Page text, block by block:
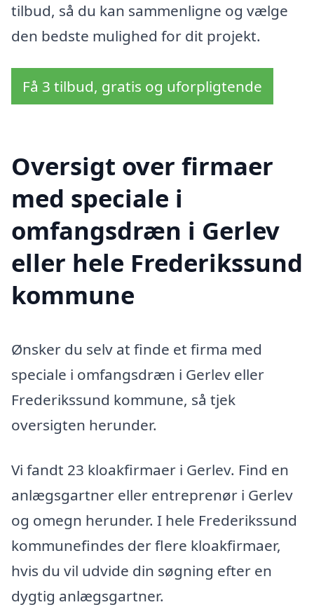
tilbud, så du kan sammenligne og vælge
den bedste mulighed for dit projekt.
Få 3 tilbud, gratis og uforpligtende
Oversigt over firmaer
med speciale i
omfangsdræn i Gerlev
eller hele Frederikssund
kommune
Ønsker du selv at finde et firma med
speciale i omfangsdræn i Gerlev eller
Frederikssund kommune, så tjek
oversigten herunder.
Vi fandt 23 kloakfirmaer i Gerlev. Find en
anlægsgartner eller entreprenør i Gerlev
og omegn herunder. I hele Frederikssund
kommunefindes der flere kloakfirmaer,
hvis du vil udvide din søgning efter en
dygtig anlægsgartner.